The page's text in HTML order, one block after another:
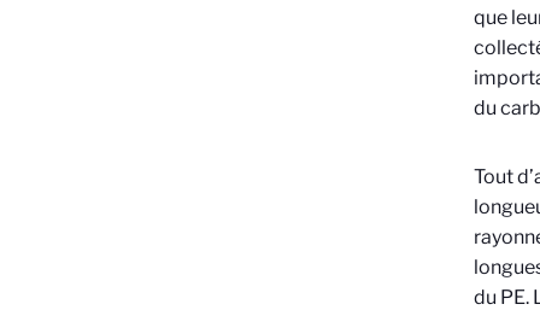
que
du
Tout
du PE.